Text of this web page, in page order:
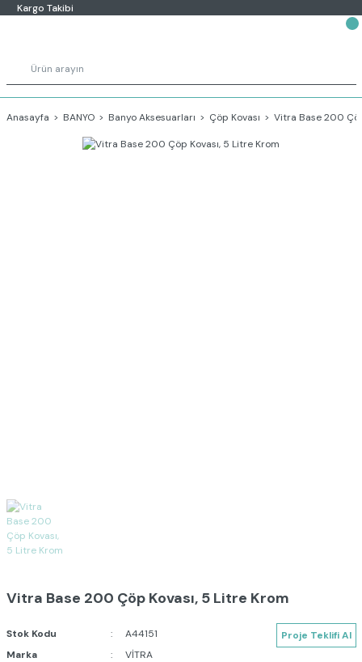
Kargo Takibi
Anasayfa BANYO Banyo Aksesuarları Çöp Kovası Vitra Base 200
Vitra Base 200 Çöp Kovası, 5 Litre Krom
Stok Kodu
A44151
Marka
VİTRA
Proje Teklifi Al